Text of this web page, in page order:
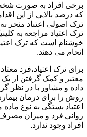
برخی افراد به صورت
که درصد بالایی از این
ترک اصولی اعتیاد منجر
ترک اعتیاد مراجعه به
خوشنام است که ترک
انجام می دهند.
برای ترک اعتیاد،فرد
معتبر و کمک گرفتن از یک
داده و مشاور با در نظر
روش را برای درمان
اعتیاد بستگی به نوع
روانی فرد و میزان
افراد وجود ندارد.